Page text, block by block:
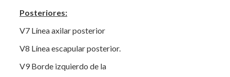
Posteriores:
V7 Línea axilar posterior
V8 Línea escapular posterior.
V9 Borde izquierdo de la